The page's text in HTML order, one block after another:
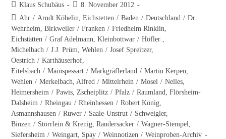
Beitrags-
Autor:
Klaus Schubäus
Beitrag
veröffentlicht:
8. November 2012
Beitrags-
Kategorie:
Ahr / Arndt Köbelin, Eichstetten / Baden / Deutschland / Dr.
Wehrheim, Birkweiler / Franken / Friedhelm Rinklin,
Eichstätten / Graf Adelmann, Kleinbottwar / Höfler ,
Michelbach / J.J. Prüm, Wehlen / Josef Spreitzer,
Oestrich / Karthäuserhof,
Eitelsbach / Mainspessart / Markgräflerland / Martin Kerpen,
Wehlen / Merkelbach, Alfred / Mittelrhein / Mosel / Nelles,
Heimersheim / Pawis, Zscheiplitz / Pfalz / Raumland, Flörsheim-
Dalsheim / Rheingau / Rheinhessen / Robert König,
Asmannshausen / Ruwer / Saale-Unstrut / Schweigler,
Binzen / Störrlein & Krenig, Randersacker / Wagner-Stempel,
Siefersheim / Weingart, Spay / Weinnotizen / Weinproben-Archiv